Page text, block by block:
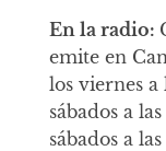
En la radio:
emite en
los viernes a
sábados a
sábados a